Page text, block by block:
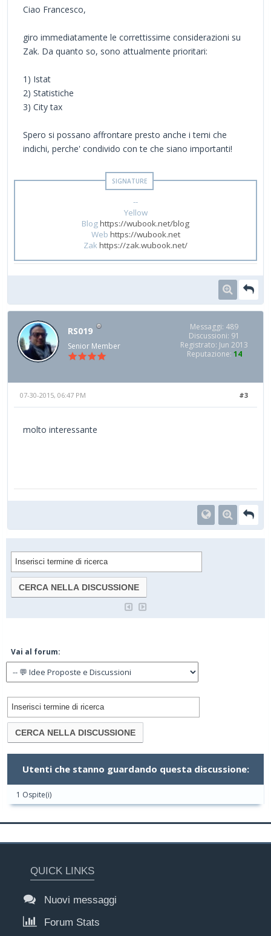
Ciao Francesco,
giro immediatamente le correttissime considerazioni su
Zak. Da quanto so, sono attualmente prioritari:
1) Istat
2) Statistiche
3) City tax
Spero si possano affrontare presto anche i temi che
indichi, perche' condivido con te che siano importanti!
--
Yellow
Bloghttps://wubook.net/blog
Web https://wubook.net
Zakhttps://zak.wubook.net/
RS019
Senior Member
Messaggi: 489
Discussioni: 91
Registrato: Jun 2013
Reputazione: 14
#3
07-30-2015, 06:47 PM
molto interessante
Vai al forum:
Utenti che stanno guardando questa discussione:
1 Ospite(i)
QUICK LINKS
Nuovi messaggi
Forum Stats